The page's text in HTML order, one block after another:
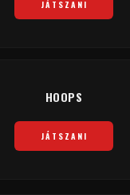
JÁTSZANI
HOOPS
JÁTSZANI